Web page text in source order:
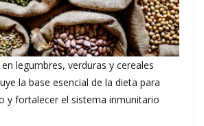
legumbres, verduras y cereales
la base esencial de la dieta para
y fortalecer el sistema inmunitario